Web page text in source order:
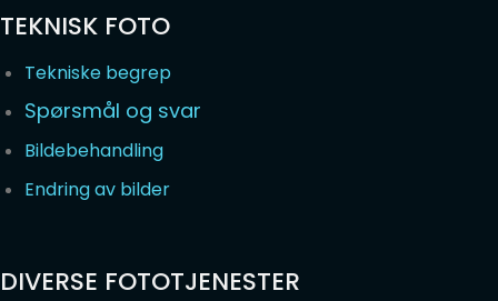
TEKNISK FOTO
Tekniske begrep
Spørsmål og svar
Bildebehandling
Endring av bilder
DIVERSE FOTOTJENESTER